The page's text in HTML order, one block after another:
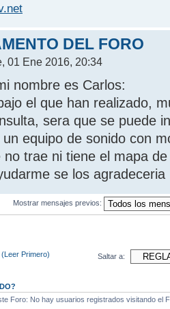
DEL FORO
01 Ene 2016, 20:34
nombre es Carlos:
el que han realizado,
sera que se puede
equipo de sonido con
trae ni tiene el mapa
se los agradeceria
Mostrar mensajes previos:
Primero) Saltar a:
Foro: No hay usuarios registrados visitando el